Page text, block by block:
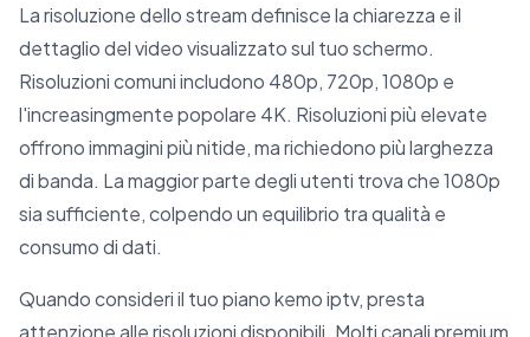
La risoluzione dello stream definisce la chiarezza e il
dettaglio del video visualizzato sul tuo schermo.
Risoluzioni comuni includono 480p, 720p, 1080p e
l'increasingmente popolare 4K. Risoluzioni più elevate
offrono immagini più nitide, ma richiedono più larghezza
di banda. La maggior parte degli utenti trova che 1080p
sia sufficiente, colpendo un equilibrio tra qualità e
consumo di dati.
Quando consideri il tuo piano kemo iptv, presta
attenzione alle risoluzioni disponibili. Molti canali premium